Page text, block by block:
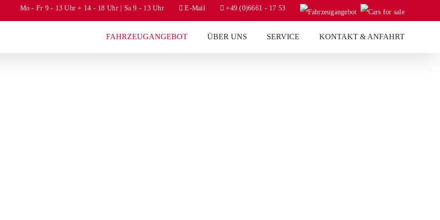
Mo - Fr 9 - 13 Uhr + 14 - 18 Uhr | Sa 9 - 13 Uhr E-Mail +49 (0)6661 - 17 53
FAHRZEUGANGEBOT ÜBER UNS SERVICE KONTAKT & ANFAHRT